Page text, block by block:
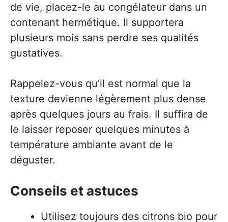
de vie, placez-le au congélateur dans un
contenant hermétique. Il supportera
plusieurs mois sans perdre ses qualités
gustatives.
Rappelez-vous qu’il est normal que la
texture devienne légèrement plus dense
après quelques jours au frais. Il suffira de
le laisser reposer quelques minutes à
température ambiante avant de le
déguster.
Conseils et astuces
Utilisez toujours des citrons bio pour